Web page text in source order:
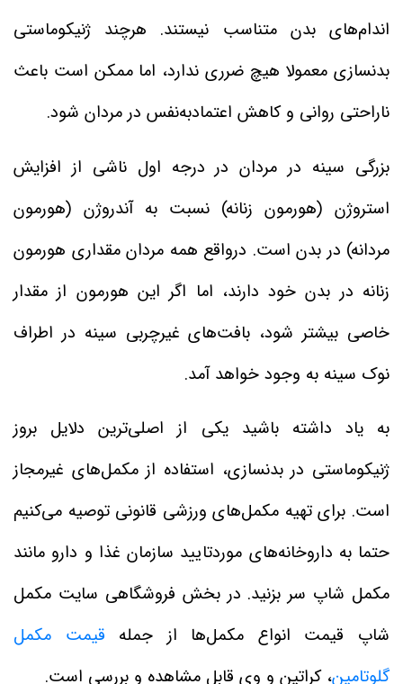
اندام‌های بدن متناسب نیستند. هرچند ژنیکوماستی
بدنسازی معمولا هیچ ضرری ندارد، اما ممکن است باعث
ناراحتی روانی و کاهش اعتمادبه‌نفس در مردان شود.
بزرگی سینه در مردان در درجه اول ناشی از افزایش
استروژن (هورمون زنانه) نسبت به آندروژن (هورمون
مردانه) در بدن است. درواقع همه مردان مقداری هورمون
زنانه در بدن خود دارند، اما اگر این هورمون از مقدار
خاصی بیشتر شود، بافت‌های غیرچربی سینه در اطراف
نوک سینه به وجود خواهد آمد.
به یاد داشته باشید یکی از اصلی‌ترین دلایل بروز
ژنیکوماستی در بدنسازی، استفاده از مکمل‌های غیرمجاز
است. برای تهیه مکمل‌های ورزشی قانونی توصیه می‌کنیم
حتما به داروخانه‌های موردتایید سازمان غذا و دارو مانند
مکمل شاپ سر بزنید. در بخش فروشگاهی سایت مکمل
شاپ قیمت انواع مکمل‌ها از جمله قیمت مکمل
گلوتامین، کراتین و وی قابل مشاهده و بررسی است.